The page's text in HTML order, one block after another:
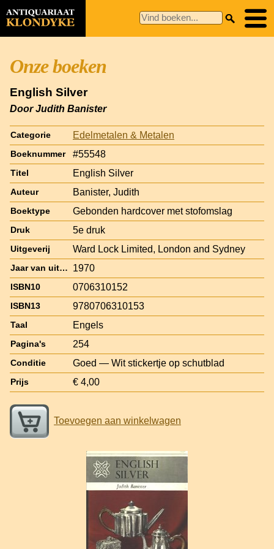
Onze boeken
English Silver
Door Judith Banister
Categorie Edelmetalen & Metalen
Boeknummer #55548
Titel English Silver
Auteur Banister, Judith
Boektype Gebonden hardcover met stofomslag
Druk 5e druk
Uitgeverij Ward Lock Limited, London and Sydney
Jaar van uitgave 1970
ISBN10 0706310152
ISBN13 9780706310153
Taal Engels
Pagina's 254
Conditie Goed — Wit stickertje op schutblad
Prijs € 4,00
Toevoegen aan winkelwagen